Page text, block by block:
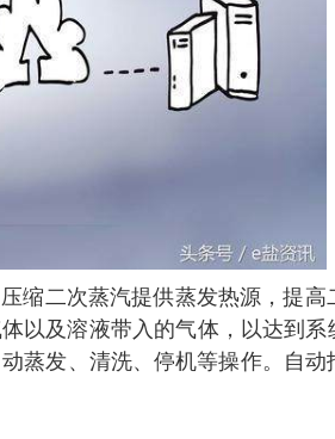
缩二次蒸汽提供蒸发热源，提高
以及溶液带入的气体，以达到
蒸发、清洗、停机等操作。自